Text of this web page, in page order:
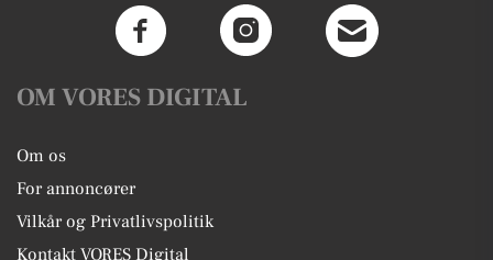
OM VORES DIGITAL
Om os
For annoncører
Vilkår og Privatlivspolitik
Kontakt VORES Digital